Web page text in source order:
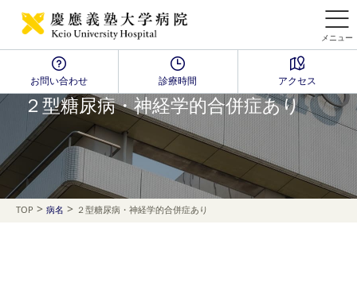
メニュー
お問い合わせ 診療時間 アクセス
Disease Name Search
２型糖尿病・神経学的合併症あり
TOP > 病名 > ２型糖尿病・神経学的合併症あり